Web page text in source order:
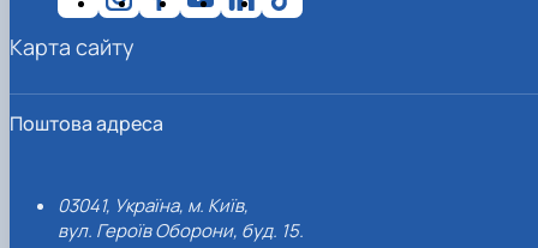
Поштова адреса
03041, Україна, м. Київ,
вул. Героїв Оборони, буд. 15.
Карта сайту